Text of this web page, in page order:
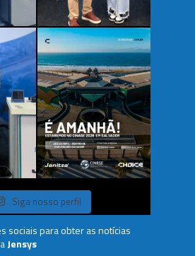
Siga nosso perfil
sociais para obter as notícias
Jensys